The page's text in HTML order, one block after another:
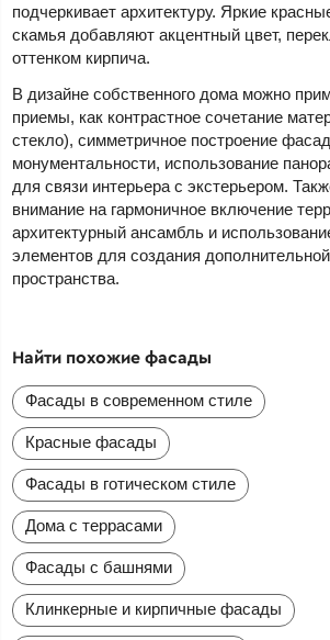
подчеркивает архитектуру. Яркие
скамья добавляют акцентный цвет,
оттенком кирпича.
В дизайне собственного дома можно
приемы, как контрастное сочетание
стекло), симметричное построение
монументальности, использование
для связи интерьера с экстерьером.
внимание на гармоничное включение
архитектурный ансамбль и
элементов для создания
пространства.
Найти похожие фасады
Фасады в современном стиле
Красные фасады
Фасады в готическом стиле
Дома с террасами
Фасады с башнями
Клинкерные и кирпичные фасады